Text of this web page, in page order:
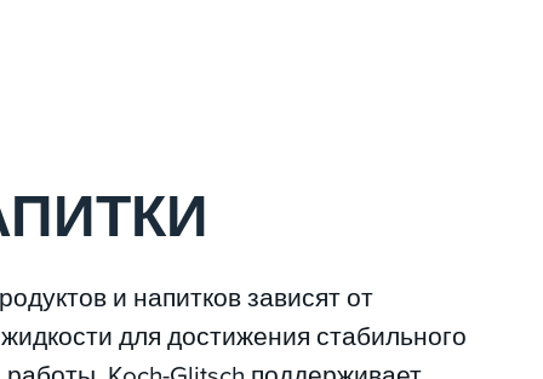
и напитков зависят от
для достижения стабильного